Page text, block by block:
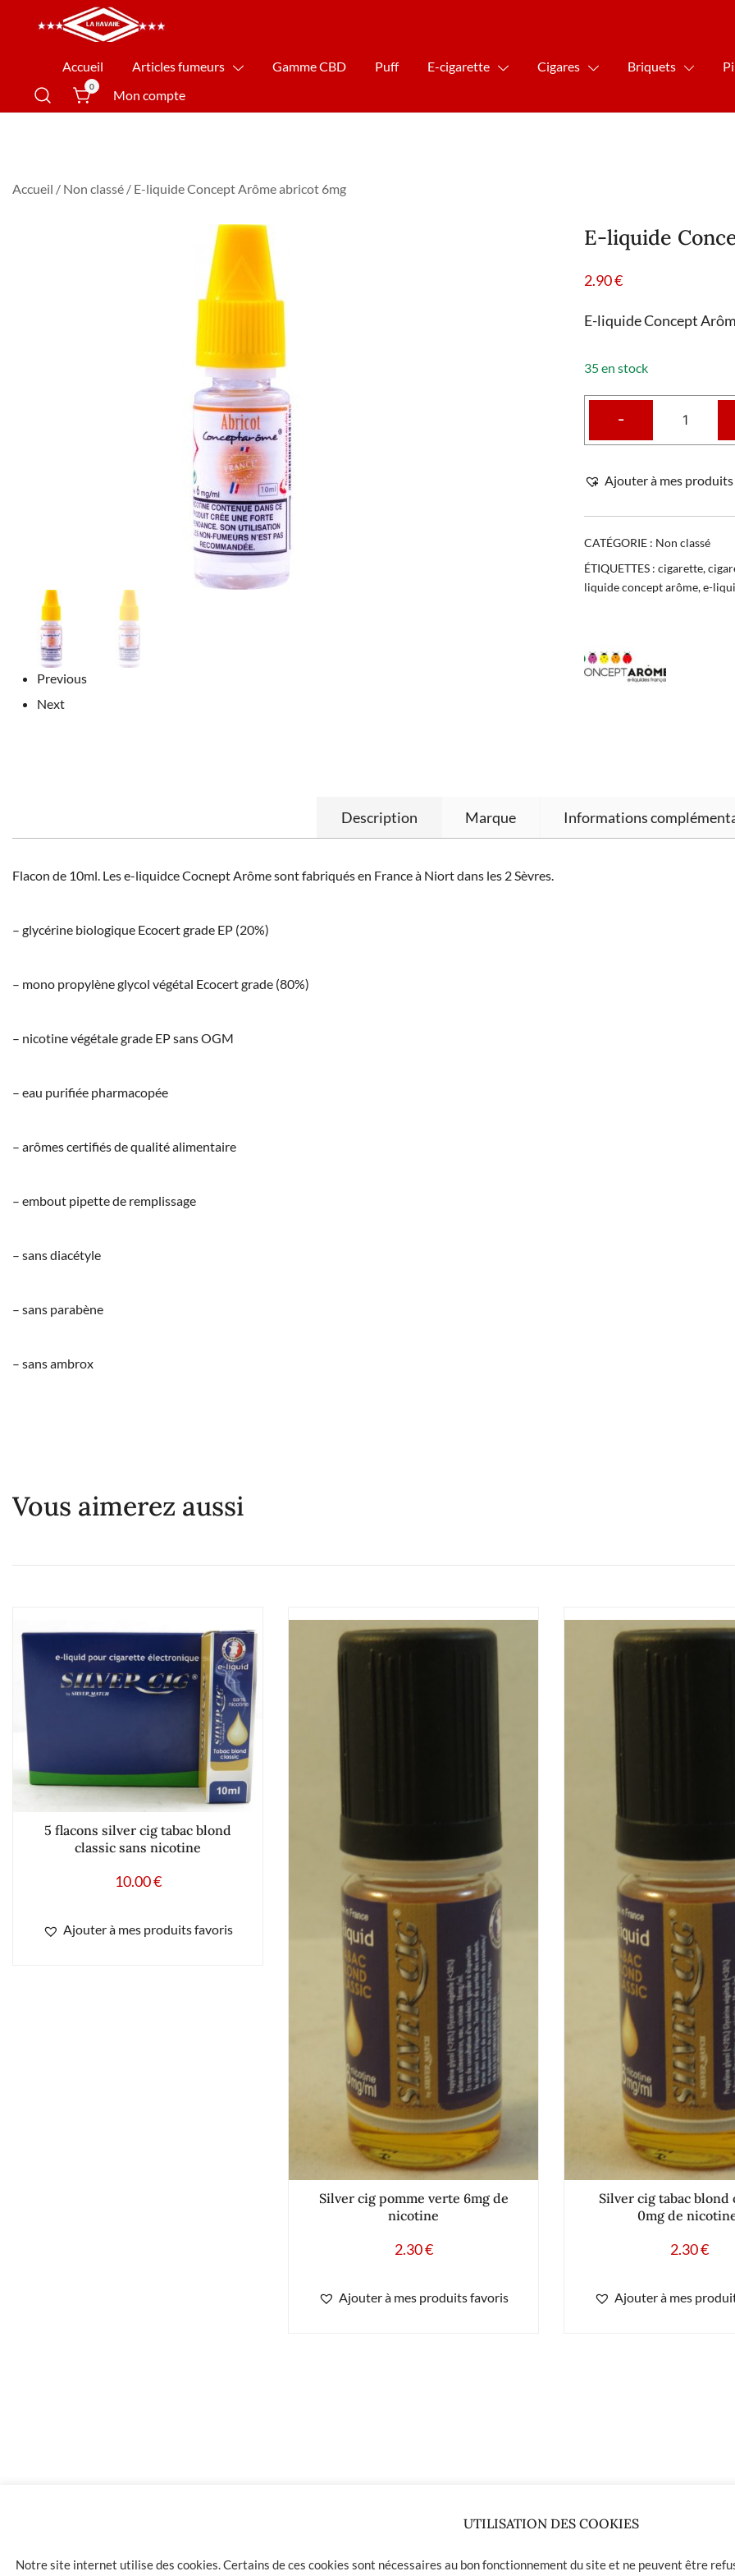
La Havane Nîmes
Accueil Articles fumeurs Gamme CBD Puff E-cigarette Cigares Briquets
0
Mon compte
Accueil / Non classé / E-liquide Concept Arôme abricot 6mg
Previous
Next
E-liquide
2.90€
E-liquide Concept
35 en stock
-
Ajouter à mes
CATÉGORIE : Non classé
ÉTIQUETTES : cigarette,
liquide concept arôme,e-
Description Marque Informations
Flacon de 10ml. Les e-liquidce Cocnept Arôme sont fabriqués en France à Niort dans les 2 Sèvres.
– glycérine biologique Ecocert grade EP (20%)
– mono propylène glycol végétal Ecocert grade (80%)
– nicotine végétale grade EP sans OGM
– eau purifiée pharmacopée
– arômes certifiés de qualité alimentaire
– embout pipette de remplissage
– sans diacétyle
– sans parabène
– sans ambrox
Vous aimerez aussi
5 flacons silver cig tabac blond
classic sans nicotine
10.00€
Ajouter à mes produits favoris
Silver cig pomme verte 6mg de
nicotine
2.30€
Ajouter à mes produits favoris
Silver cig tabac blond
0mg de
2.30€
Ajouter à mes
UTILISATION DES COOKIES
Notre site internet utilise des cookies. Certains de ces cookies sont nécessaires au bon fonctionnement du site et ne peuvent être